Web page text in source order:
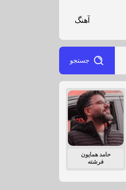
آهنگ
جستجو
حامد همایون
فرشته